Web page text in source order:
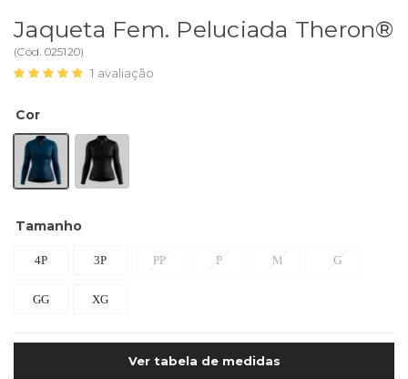
Jaqueta Fem. Peluciada Theron®
(Cód. 025120)
1 avaliação
Cor
Tamanho
4P 3P PP P M G
GG XG
Ver tabela de medidas